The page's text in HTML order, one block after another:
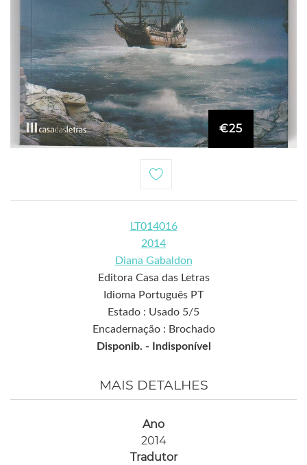
€25
LT014016
2014
Diana Gabaldon
Editora Casa das Letras
Idioma Português PT
Estado : Usado 5/5
Encadernação : Brochado
Disponib. -
Indisponível
MAIS DETALHES
Ano
2014
Tradutor